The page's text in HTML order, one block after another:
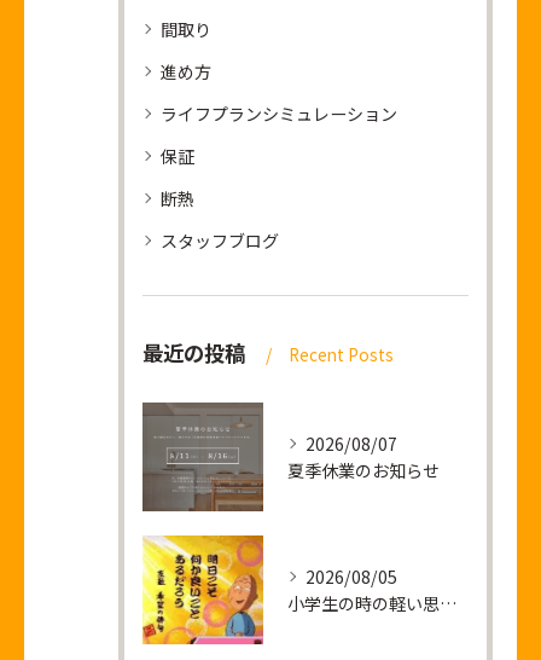
間取り
進め方
ライフプランシミュレーション
保証
断熱
スタッフブログ
最近の投稿 Recent Posts
2026/08/07
夏季休業のお知らせ
2026/08/05
小学生の時の軽い思い出話し